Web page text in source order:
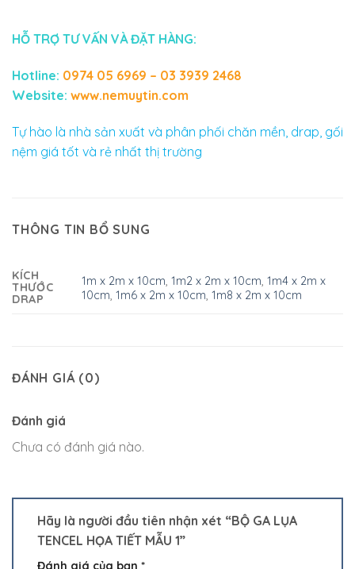
HỖ TRỢ TƯ VẤN VÀ ĐẶT HÀNG:
Hotline: 0974 05 6969 – 03 3939 2468
Website: www.nemuytin.com
Tự hào là nhà sản xuất và phân phối chăn mền, drap, gối
nệm giá tốt và rẻ nhất thị trường
THÔNG TIN BỔ SUNG
KÍCH
THƯỚC
DRAP
1m x 2m x 10cm,1m2 x 2m x 10cm,1m4 x 2m x
10cm,1m6 x 2m x 10cm,1m8 x 2m x 10cm
ĐÁNH GIÁ (0)
Đánh giá
Chưa có đánh giá nào.
Hãy là người đầu tiên nhận xét “BỘ GA LỤA
TENCEL HỌA TIẾT MẪU 1”
Đánh giá của bạn *